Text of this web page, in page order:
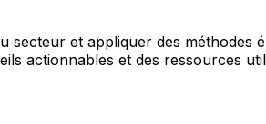
et appliquer des méthodes
actionnables et des ressources